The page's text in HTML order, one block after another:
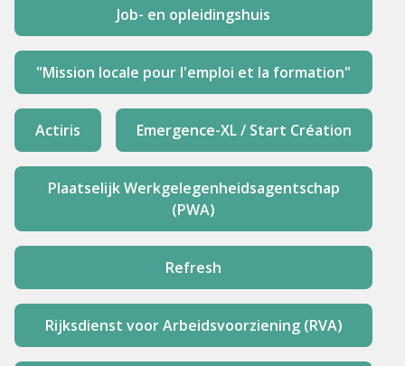
Job- en opleidingshuis
"Mission locale pour l'emploi et la formation"
Actiris Emergence-XL / Start Création
Plaatselijk Werkgelegenheidsagentschap
(PWA)
Refresh
Rijksdienst voor Arbeidsvoorziening (RVA)